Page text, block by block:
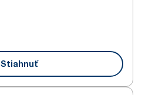
Stiahnuť